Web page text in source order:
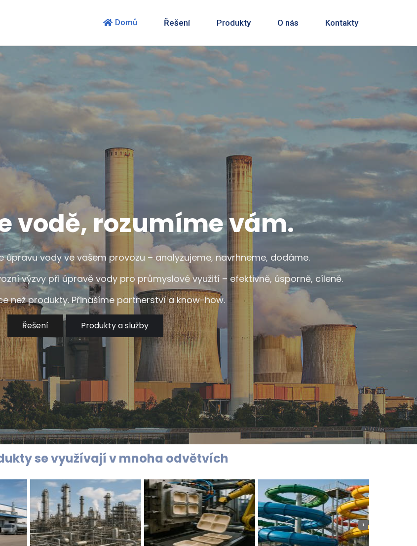
Domů Řešení Produkty O nás Kontakty
vodě, rozumíme vám.
úpravu vody ve vašem provozu – analyzujeme, navrhneme, dodáme.
výzvy při úpravě vody pro průmyslové využití – efektivně, úsporně, cíleně.
než produkty. Přinášíme partnerství a know-how.
Řešení Produkty a služby
y se využívají v mnoha odvětvích
›